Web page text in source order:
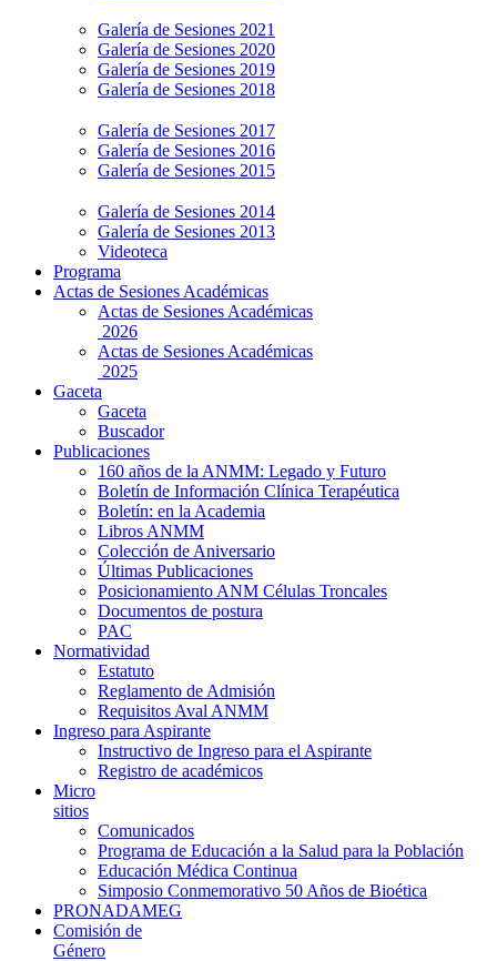
Galería de Sesiones 2021
Galería de Sesiones 2020
Galería de Sesiones 2019
Galería de Sesiones 2018
Galería de Sesiones 2017
Galería de Sesiones 2016
Galería de Sesiones 2015
Galería de Sesiones 2014
Galería de Sesiones 2013
Videoteca
Programa
Actas de Sesiones Académicas
Actas de Sesiones Académicas
2026
Actas de Sesiones Académicas
2025
Gaceta
Gaceta
Buscador
Publicaciones
160 años de la ANMM: Legado y Futuro
Boletín de Información Clínica Terapéutica
Boletín: en la Academia
Libros ANMM
Colección de Aniversario
Últimas Publicaciones
Posicionamiento ANM Células Troncales
Documentos de postura
PAC
Normatividad
Estatuto
Reglamento de Admisión
Requisitos Aval ANMM
Ingreso para Aspirante
Instructivo de Ingreso para el Aspirante
Registro de académicos
Micro
sitios
Comunicados
Programa de Educación a la Salud para la Población
Educación Médica Continua
Simposio Conmemorativo 50 Años de Bioética
PRONADAMEG
Comisión de
Género